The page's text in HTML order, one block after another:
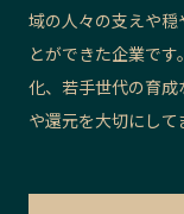
域の人々の支えや
とができた企業です
化、若手世代の育
や還元を大切にして